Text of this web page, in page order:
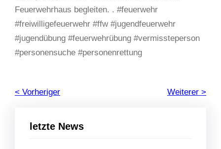
letzte News
Feuerwehrhaus begleiten. . #feuerwehr
#freiwilligefeuerwehr #ffw #jugendfeuerwehr
#jugendübung #feuerwehrübung #vermissteperson
#personensuche #personenrettung
< Vorheriger Weiterer >